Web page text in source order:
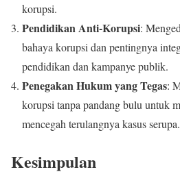
korupsi.
Pendidikan Anti-Korupsi:
bahaya korupsi dan pentingnya
pendidikan dan kampanye publik.
Penegakan Hukum yang Tegas:
korupsi tanpa pandang bulu untuk
mencegah terulangnya kasus serupa.
Kesimpulan